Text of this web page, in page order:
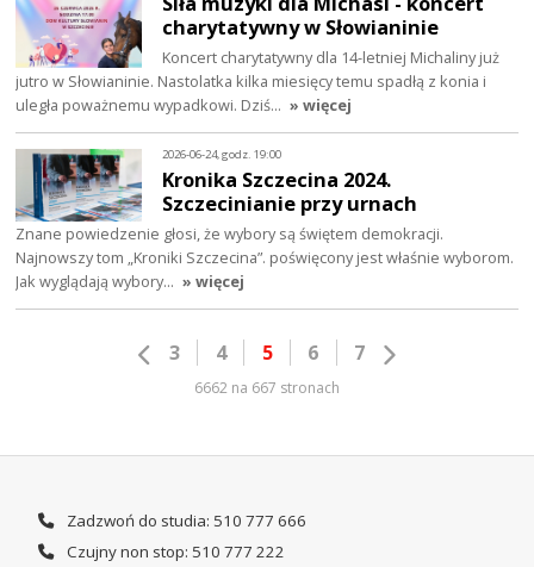
charytatywny w Słowianinie
Koncert charytatywny dla 14-letniej Michaliny już
jutro w Słowianinie. Nastolatka kilka miesięcy temu spadłą z konia i
uległa poważnemu wypadkowi. Dziś… » więcej
2026-06-24, godz. 19:00
Kronika Szczecina 2024.
Szczecinianie przy urnach
Znane powiedzenie głosi, że wybory są świętem demokracji.
Najnowszy tom „Kroniki Szczecina”. poświęcony jest właśnie wyborom.
Jak wyglądają wybory… » więcej
3 4 5 6 7
6662 na 667 stronach
Zadzwoń do studia: 510 777 666
Czujny non stop: 510 777 222